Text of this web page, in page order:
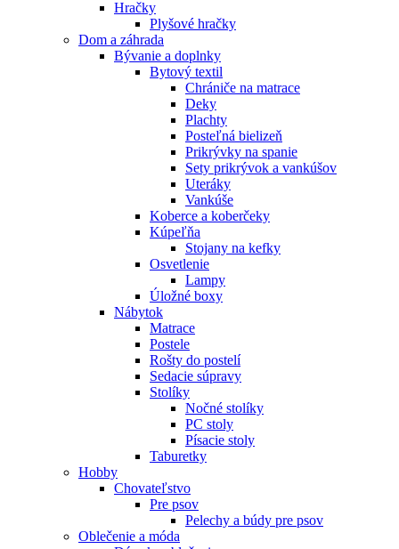
Hračky
Plyšové hračky
Dom a záhrada
Bývanie a doplnky
Bytový textil
Chrániče na matrace
Deky
Plachty
Posteľná bielizeň
Prikrývky na spanie
Sety prikrývok a vankúšov
Uteráky
Vankúše
Koberce a koberčeky
Kúpeľňa
Stojany na kefky
Osvetlenie
Lampy
Úložné boxy
Nábytok
Matrace
Postele
Rošty do postelí
Sedacie súpravy
Stolíky
Nočné stolíky
PC stoly
Písacie stoly
Taburetky
Hobby
Chovateľstvo
Pre psov
Pelechy a búdy pre psov
Oblečenie a móda